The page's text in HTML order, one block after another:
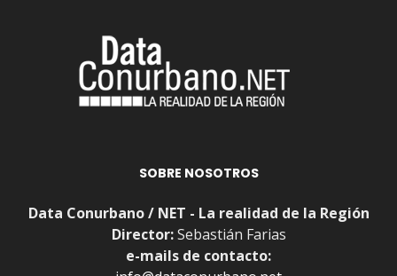
SOBRE NOSOTROS
Data Conurbano / NET - La realidad de la Región
Director:Sebastián Farias
e-mails de contacto: